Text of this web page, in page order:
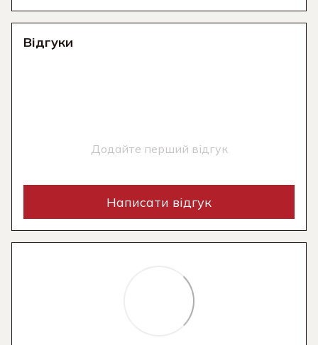
Відгуки
Додайте перший відгук
Написати відгук